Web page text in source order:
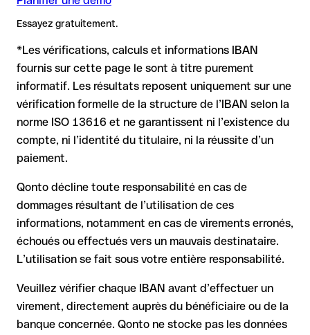
USD, GBP), des frais de change peuvent s'appliquer.
Renseignez-vous à l'avance auprès de Emirates Islamic Bank
sur les conditions en vigueur.
Recommandation: demandez au bénéficiaire de vous
confirmer l'IBAN par écrit, surtout pour une nouvelle relation
compte ne peut être vérifiée que par Emirates Islamic Bank
elle-même ou par un virement test.
Dans ce cas :
la banque réceptrice doit coopérer au retour des fonds
votre banque peut initier une procédure de rappel sur
demande
le remboursement n’est pas garanti, surtout si les fonds ont
déjà été retirés
pour les virements hors SEPA, la récupération est plus
complexe et peut entraîner des frais
Recommandation: vérifiez systématiquement chaque IBAN
avant un virement (via un outil de vérification) et confirmez-le
directement auprès du bénéficiaire en cas de doute. Cette
précaution est essentielle, en particulier pour des montants
élevés ou de nouvelles relations commerciales.
Essayez gratuitement.
*Les vérifications, calculs et informations IBAN
fournis sur cette page le sont à titre purement
informatif. Les résultats reposent uniquement sur une
vérification formelle de la structure de l’IBAN selon la
norme ISO 13616 et ne garantissent ni l’existence du
compte, ni l’identité du titulaire, ni la réussite d’un
paiement.
Qonto décline toute responsabilité en cas de
dommages résultant de l’utilisation de ces
informations, notamment en cas de virements erronés,
échoués ou effectués vers un mauvais destinataire.
L’utilisation se fait sous votre entière responsabilité.
Veuillez vérifier chaque IBAN avant d’effectuer un
virement, directement auprès du bénéficiaire ou de la
banque concernée. Qonto ne stocke pas les données